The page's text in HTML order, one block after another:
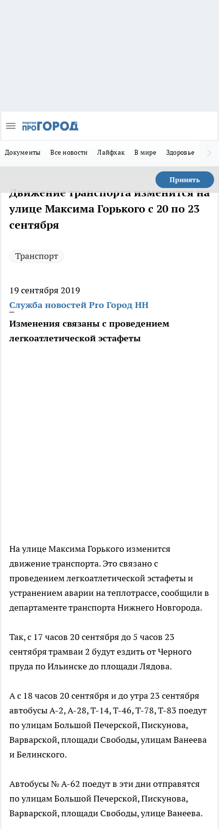
Документы Все новости Лайфхак В мире Здоровье
Принять
Движение транспорта изменится на
улице Максима Горького с 20 по 23
сентября
Транспорт
19 сентября 2019
Служба новостей Pro Город НН
Изменения связаны с проведением
легкоатлетической эстафеты
На улице Максима Горького изменится
движение транспорта. Это связано с
проведением легкоатлетической эстафеты и
устранением аварии на теплотрассе, сообщили в
департаменте транспорта Нижнего Новгорода.
Так, с 17 часов 20 сентября до 5 часов 23
сентября трамваи 2 будут ездить от Черного
пруда по Ильинске до площади Лядова.
А с 18 часов 20 сентября и до утра 23 сентября
автобусы А-2, А-28, Т-14, Т-46, Т-78, Т-83 поедут
по улицам Большой Печерской, Пискунова,
Варварской, площади Свободы, улицам Ванеева
и Белинского.
Автобусы № А-62 поедут в эти дни отправятся
по улицам Большой Печерской, Пискунова,
Варварской, площади Свободы, улице Ванеева.